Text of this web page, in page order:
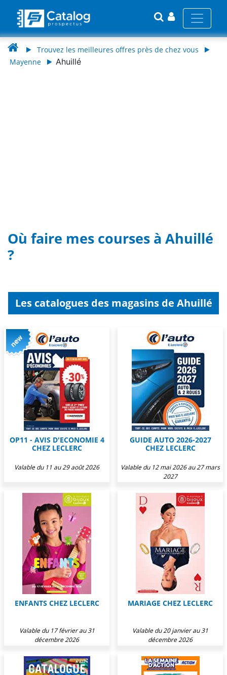
Trouvez les meilleures offres près de chez vous
Mayenne
Ahuillé
Où faire mes courses à Ahuillé
?
Les catalogues des magasins de Ahuillé
OP11 - AVIS D'ECONOMIE 4
CHEZ LECLERC
Valable du 11 au 29 août 2026
GUIDE AUTO 2026-2027
CHEZ LECLERC
Valable du 12 mai 2026 au 27 mars
2027
ENFANTS CHEZ LECLERC
Valable du 17 février au 31
décembre 2026
MARIAGE CHEZ LECLERC
Valable du 20 janvier au 31
décembre 2026